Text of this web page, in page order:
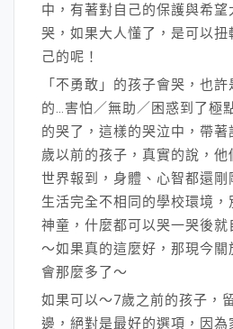
中，有著對自己的保護與希
哭，如果大人懂了，是可以扭
己的呢！
「不勇敢」的孩子會哭，也
的…害怕／無助／困惑到了極
的哭了，這樣的哭泣中，帶
歲以前的孩子，真實的說，他
世界報到，身體、心智都還
生活完全不相同的學校環境
神童，什麼都可以哭一哭後
～如果真的這麼好，那現今
會那麼多了～
如果可以～7歲之前的孩子，
邊，絕對是最好的選項，因為